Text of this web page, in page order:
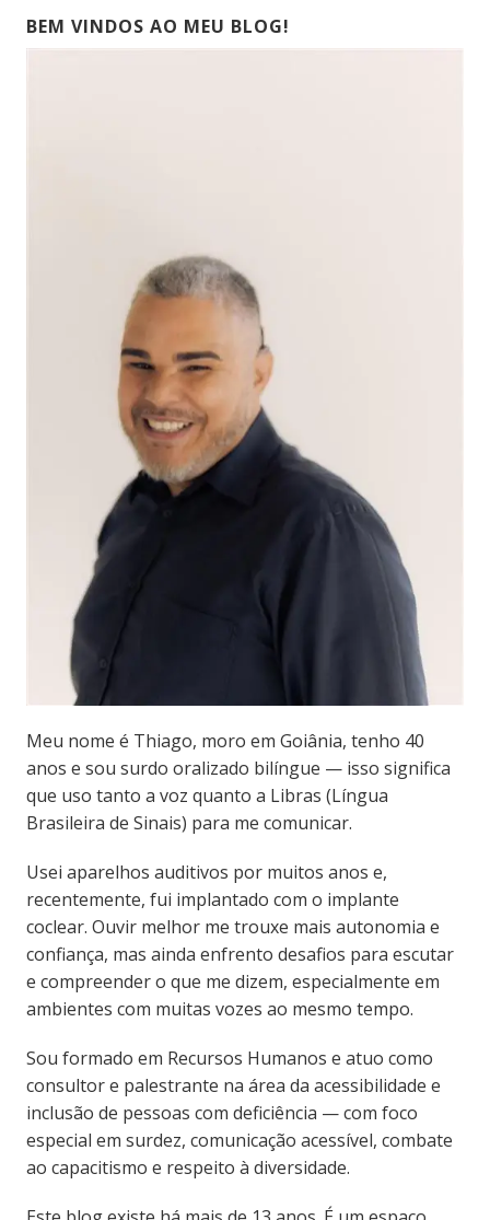
BEM VINDOS AO MEU BLOG!
Meu nome é Thiago, moro em Goiânia, tenho 40
anos e sou surdo oralizado bilíngue — isso significa
que uso tanto a voz quanto a Libras (Língua
Brasileira de Sinais) para me comunicar.
Usei aparelhos auditivos por muitos anos e,
recentemente, fui implantado com o implante
coclear. Ouvir melhor me trouxe mais autonomia e
confiança, mas ainda enfrento desafios para escutar
e compreender o que me dizem, especialmente em
ambientes com muitas vozes ao mesmo tempo.
Sou formado em Recursos Humanos e atuo como
consultor e palestrante na área da acessibilidade e
inclusão de pessoas com deficiência — com foco
especial em surdez, comunicação acessível, combate
ao capacitismo e respeito à diversidade.